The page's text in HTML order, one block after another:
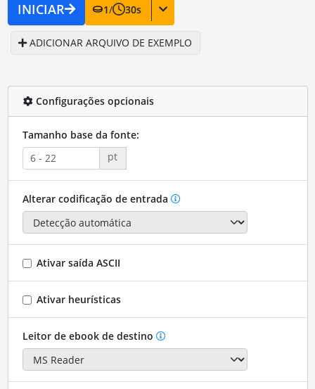
INICIAR 1/ 30s
ADICIONAR ARQUIVO DE EXEMPLO
Configurações opcionais
Tamanho base da fonte:
pt
Alterar codificação de entrada
Ativar saída ASCII
Ativar heurísticas
Leitor de ebook de destino